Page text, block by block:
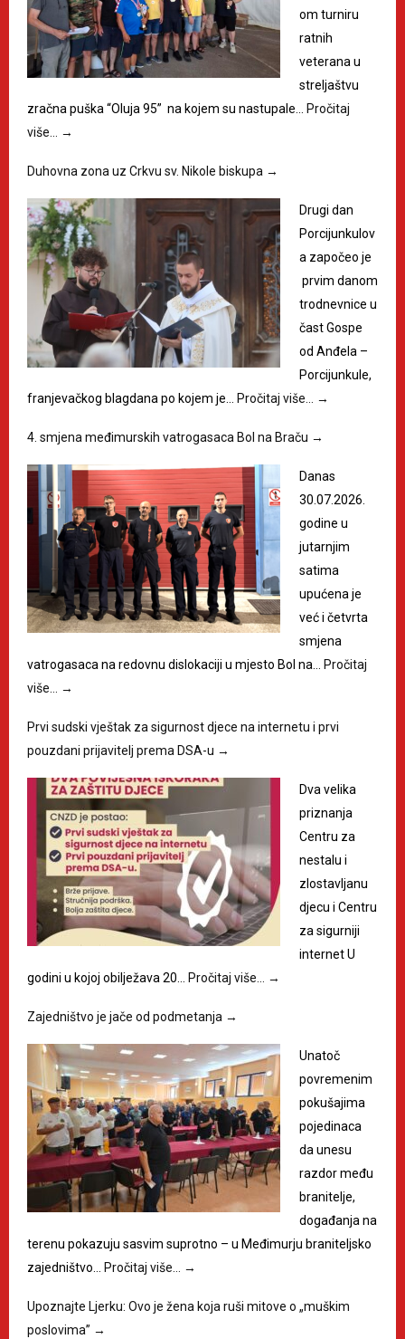
om turniru
ratnih
veterana u
streljaštvu
zračna puška “Oluja 95” na kojem su nastupale… Pročitaj
više… →
Duhovna zona uz Crkvu sv. Nikole biskupa →
Drugi dan
Porcijunkulov
a započeo je
prvim danom
trodnevnice u
čast Gospe
od Anđela –
Porcijunkule,
franjevačkog blagdana po kojem je… Pročitaj više… →
4. smjena međimurskih vatrogasaca Bol na Braču →
Danas
30.07.2026.
godine u
jutarnjim
satima
upućena je
već i četvrta
smjena
vatrogasaca na redovnu dislokaciji u mjesto Bol na… Pročitaj
više… →
Prvi sudski vještak za sigurnost djece na internetu i prvi
pouzdani prijavitelj prema DSA-u →
Dva velika
priznanja
Centru za
nestalu i
zlostavljanu
djecu i Centru
za sigurniji
internet U
godini u kojoj obilježava 20… Pročitaj više… →
Zajedništvo je jače od podmetanja →
Unatoč
povremenim
pokušajima
pojedinaca
da unesu
razdor među
branitelje,
događanja na
terenu pokazuju sasvim suprotno – u Međimurju braniteljsko
zajedništvo… Pročitaj više… →
Upoznajte Ljerku: Ovo je žena koja ruši mitove o „muškim
poslovima” →